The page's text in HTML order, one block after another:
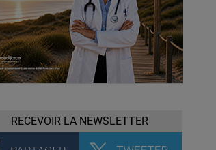
RECEVOIR LA NEWSLETTER